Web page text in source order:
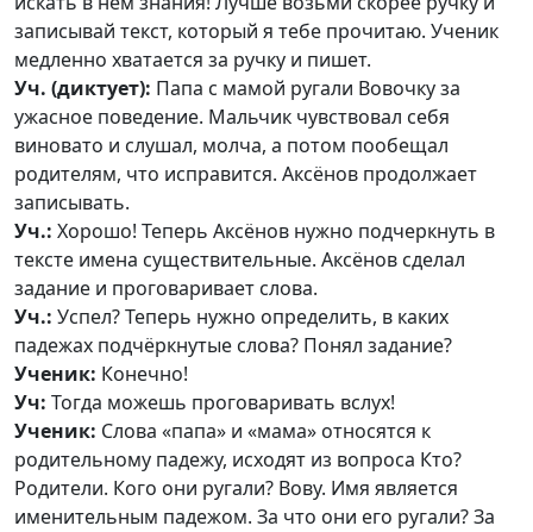
записывай текст, который я тебе прочитаю. Ученик
медленно хватается за ручку и пишет.
Уч. (диктует): Папа с мамой ругали Вовочку за
ужасное поведение. Мальчик чувствовал себя
виновато и слушал, молча, а потом пообещал
родителям, что исправится. Аксёнов продолжает
записывать.
Уч.: Хорошо! Теперь Аксёнов нужно подчеркнуть в
тексте имена существительные. Аксёнов сделал
задание и проговаривает слова.
Уч.: Успел? Теперь нужно определить, в каких
падежах подчёркнутые слова? Понял задание?
Ученик: Конечно!
Уч: Тогда можешь проговаривать вслух!
Ученик: Слова «папа» и «мама» относятся к
родительному падежу, исходят из вопроса Кто?
Родители. Кого они ругали? Вову. Имя является
именительным падежом. За что они его ругали? За